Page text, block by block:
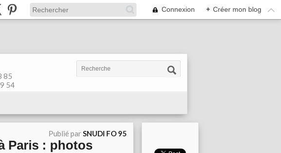
Connexion + Créer mon blog
85
54
Publié parSNUDI FO 95
Paris : photos